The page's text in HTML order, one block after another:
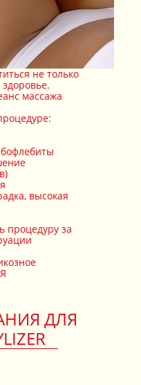
не только
массажа
высокая
процедуру за
ДЛЯ